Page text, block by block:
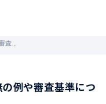
査...
例や審査基準につ